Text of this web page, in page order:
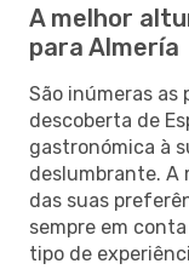
A melhor
para Almería
São inúmeras as
descoberta de
gastronómica à
deslumbrante. A
das suas
sempre em
tipo de